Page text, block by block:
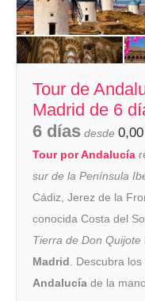
Tour de
Madrid de 6
6 días desde 0,00
Tour por Andalucía
sur de la Península
Cádiz, Jerez de la
conocida Costa del
Tierra de Don Quijote
Madrid . Descubra los
Andalucía de la